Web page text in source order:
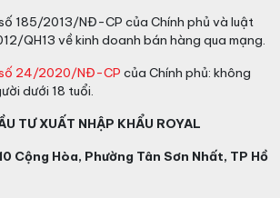
185/2013/NĐ-CP của Chính phủ và luật
QH13 về kinh doanh bán hàng qua mạng.
24/2020/NĐ-CP của Chính phủ: không
dưới 18 tuổi.
TƯ XUẤT NHẬP KHẨU ROYAL
Cộng Hòa, Phường Tân Sơn Nhất, TP Hồ